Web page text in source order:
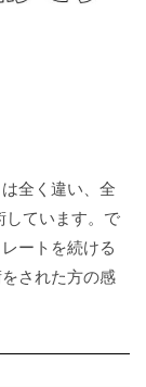
全く違い、全
しています。で
ートを続ける
された方の感